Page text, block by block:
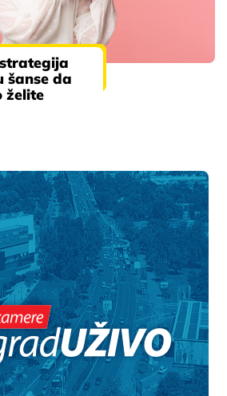
šanse da
želite